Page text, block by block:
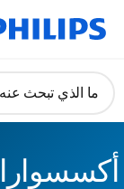
دعم
ما الذي تبحث